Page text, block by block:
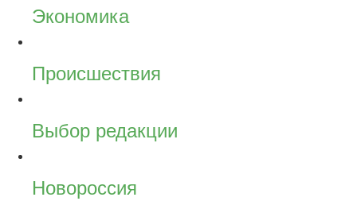
Экономика
Происшествия
Выбор редакции
Новороссия